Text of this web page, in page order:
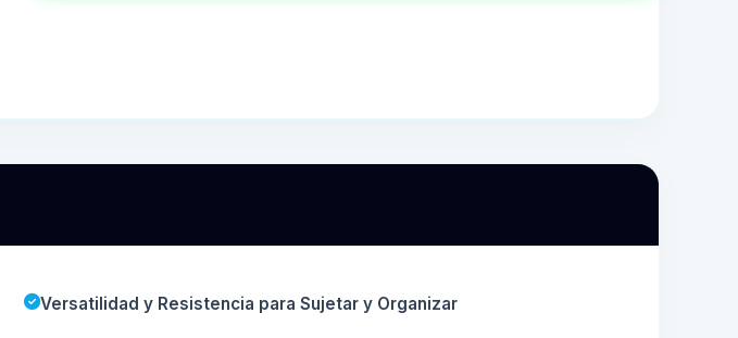
Versatilidad y Resistencia para Sujetar y Organizar